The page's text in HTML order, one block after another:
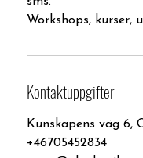
Workshops, kurser,
Kontaktuppgifter
Kunskapens väg 6,
+46705452834